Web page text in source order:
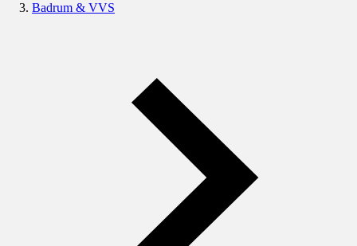
Badrum & VVS